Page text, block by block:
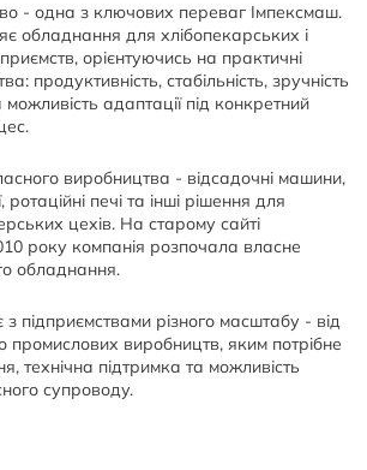
- одна з ключових переваг Імпексмаш.
обладнання для хлібопекарських і
орієнтуючись на практичні
продуктивність, стабільність, зручність
адаптації під конкретний
виробництва - відсадочні машини,
ротаційні печі та інші рішення для
цехів. На старому сайті
року компанія розпочала власне
обладнання.
підприємствами різного масштабу - від
промислових виробництв, яким потрібне
технічна підтримка та можливість
супроводу.